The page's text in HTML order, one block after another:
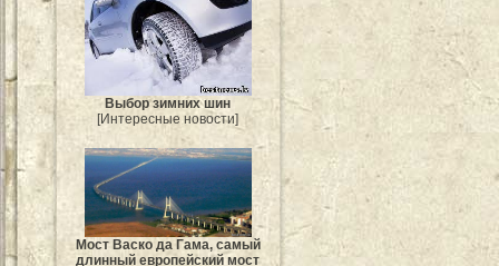
Выбор зимних шин
[Интересные новости]
Мост Васко да Гама, самый
длинный европейский мост